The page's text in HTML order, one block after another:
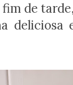
de
deliciosa